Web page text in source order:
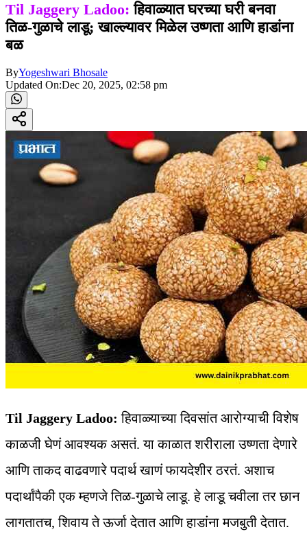
Til Jaggery Ladoo: हिवाळ्यात घरच्या घरी बनवा
तिळ-गुळाचे लाडू; खाल्ल्यावर मिळेल उष्णता आणि हाडांना
बळ
ByYogeshwari Bhosale
Updated On:Dec 20, 2025, 02:58 pm
Til Jaggery Ladoo: हिवाळ्याच्या दिवसांत आरोग्याची विशेष
काळजी घेणं आवश्यक असतं. या काळात शरीराला उष्णता देणारे
आणि ताकद वाढवणारे पदार्थ खाणं फायदेशीर ठरतं. अशाच
पदार्थांपैकी एक म्हणजे तिळ-गुळाचे लाडू. हे लाडू चवीला तर छान
लागतातच, शिवाय ते ऊर्जा देतात आणि हाडांना मजबुती देतात.